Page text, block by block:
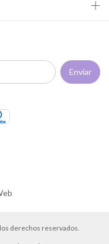
derechos reservados.